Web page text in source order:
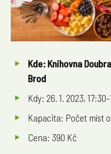
Kde: Knihovna
Brod
Kdy: 26. 1. 2023,
Kapacita: Počet míst
Cena: 390 Kč